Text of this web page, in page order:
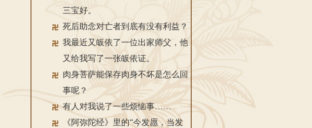
三宝好。
死后助念对亡者到底有没有利益？
我最近又皈依了一位出家师父，他
又给我写了一张皈依证。
肉身菩萨能保存肉身不坏是怎么回
事呢？
有人对我说了一些烦恼事……
《阿弥陀经》里的“今发愿，当发